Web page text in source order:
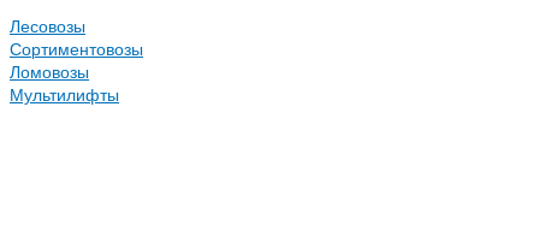
Лесовозы
Сортиментовозы
Ломовозы
Мультилифты